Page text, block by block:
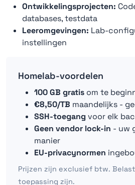
Ontwikkelingsprojecten:
databases, testdata
Leeromgevingen: Lab-
instellingen
Homelab-voordelen
100 GB gratis om te
€8,50/TB maandelijks -
SSH-toegang voor elk
Geen vendor lock-in - uw
manier
EU-privacynormen
Prijzen zijn exclusief btw.
toepassing zijn.